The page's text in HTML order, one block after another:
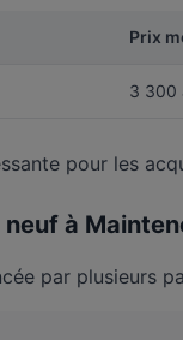
Prix
3 300
pour les
à
par plusieurs